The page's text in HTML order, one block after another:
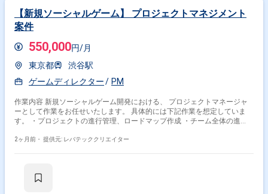
【新規ソーシャルゲーム】 プロジェクトマネジメント
案件
550,000円/月
東京都
渋谷駅
ゲームディレクター
PM
作業内容 新規ソーシャルゲーム開発における、 プロジェクトマネージャ
ーとして作業をお任せいたします。 具体的には下記作業を想定していま
す。 ・プロジェクトの進行管理、ロードマップ作成 ・チーム全体の進
ダーとの調整提案
2ヶ月前・ 提供元: レバテッククリエイター